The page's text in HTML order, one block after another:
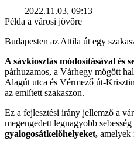
2022.11.03, 09:13
Példa a városi jövőre
Budapesten az Attila út egy
A sávkiosztás módosításával és
párhuzamos, a Várhegy mögött
Alagút utca és Vérmező út-
az említett szakaszon.
Ez a fejlesztési irány jellemző a
megengedett legnagyobb
gyalogosátkelőhelyeket, amelyek